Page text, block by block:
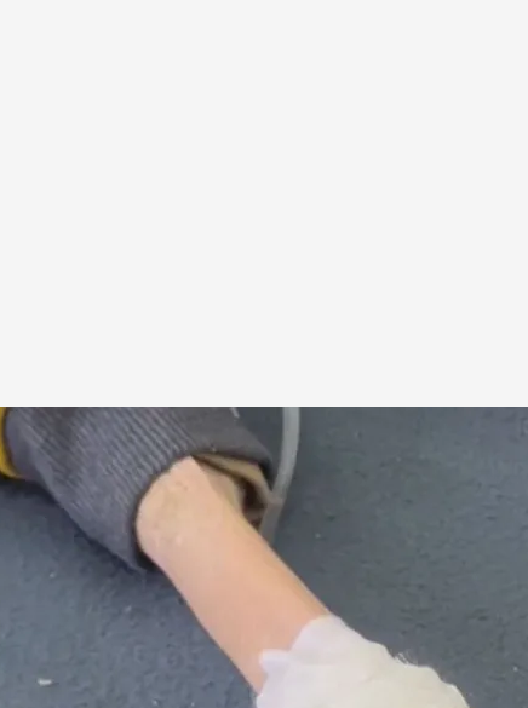
en Gaza mueren por desnutrición ante la falta de comida y medicamentos
Redacción digital Noticias Cuatro
05 MAR 2024 - 16:39h.
En Gaza no tienen acceso ni a comida ni a
consecuencias las pagan los menores
Los niños están pagando el precio más alto
muerto por desnutrición